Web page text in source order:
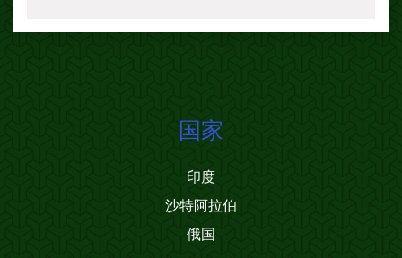
国家
印度
沙特阿拉伯
俄国